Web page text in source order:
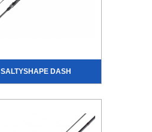
SALTYSHAPE DASH